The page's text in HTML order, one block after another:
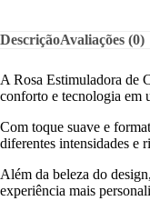
DescriçãoAvaliações (0)
A Rosa Estimuladora de
conforto e tecnologia em
Com toque suave e
diferentes intensidades e
Além da beleza do
experiência mais